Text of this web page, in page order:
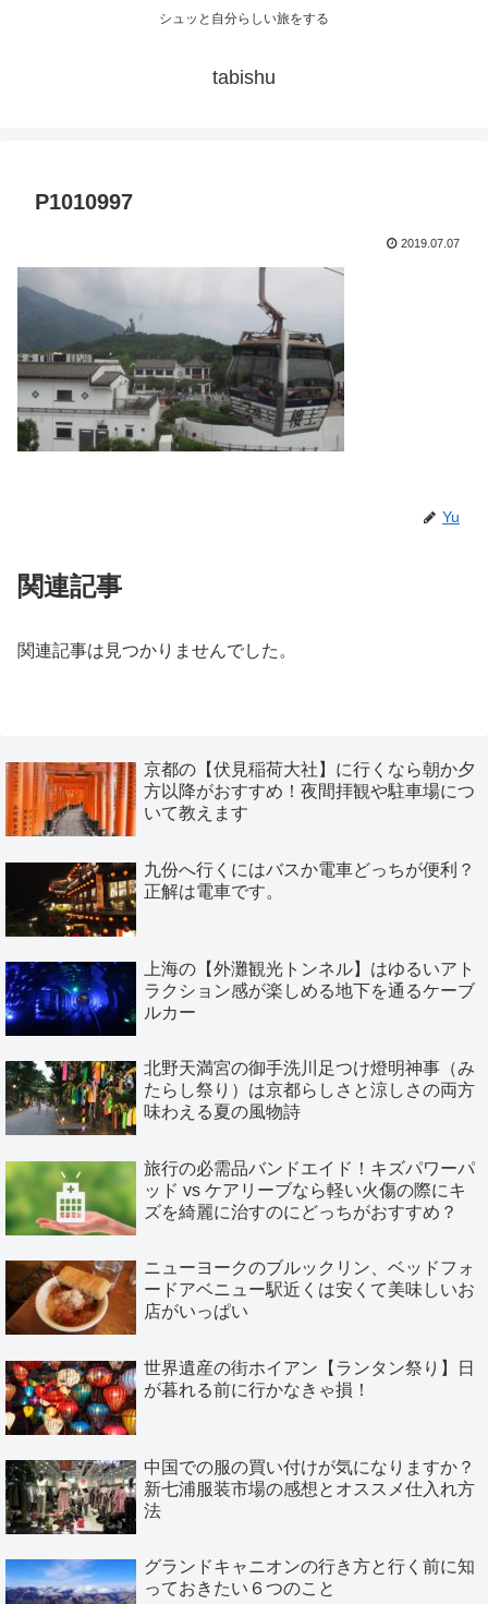
シュッと自分らしい旅をする
tabishu
P1010997
2019.07.07
Yu
関連記事
関連記事は見つかりませんでした。
京都の【伏見稲荷大社】に行くなら朝か夕
方以降がおすすめ！夜間拝観や駐車場につ
いて教えます
九份へ行くにはバスか電車どっちが便利？
正解は電車です。
上海の【外灘観光トンネル】はゆるいアト
ラクション感が楽しめる地下を通るケーブ
ルカー
北野天満宮の御手洗川足つけ燈明神事（み
たらし祭り）は京都らしさと涼しさの両方
味わえる夏の風物詩
旅行の必需品バンドエイド！キズパワーパ
ッド vs ケアリーブなら軽い火傷の際にキ
ズを綺麗に治すのにどっちがおすすめ？
ニューヨークのブルックリン、ベッドフォ
ードアベニュー駅近くは安くて美味しいお
店がいっぱい
世界遺産の街ホイアン【ランタン祭り】日
が暮れる前に行かなきゃ損！
中国での服の買い付けが気になりますか？
新七浦服装市場の感想とオススメ仕入れ方
法
グランドキャニオンの行き方と行く前に知
っておきたい６つのこと